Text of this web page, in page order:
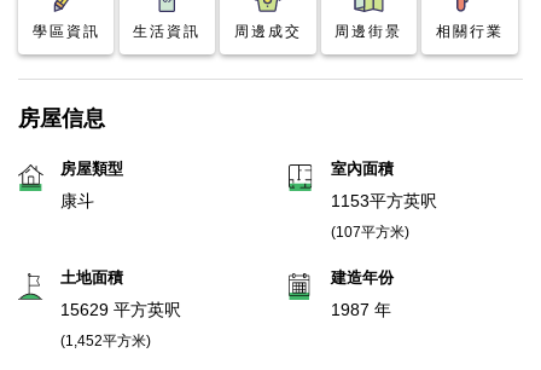
學區資訊 生活資訊 周邊成交 周邊街景 相關行業
房屋信息
房屋類型
康斗
室內面積
1153平方英呎
(107平方米)
土地面積
15629 平方英呎
(1,452平方米)
建造年份
1987 年